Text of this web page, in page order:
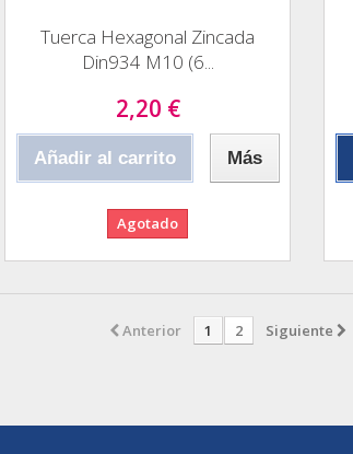
Tuerca Hexagonal Zincada
Din934 M10 (6...
2,20 €
Añadir al carrito Más
Agotado
Anterior 1 2 Siguiente